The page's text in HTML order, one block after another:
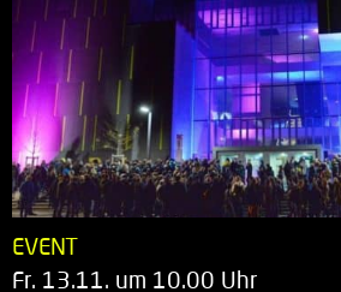
EVENT
Fr. 13.11. um 10.00 Uhr